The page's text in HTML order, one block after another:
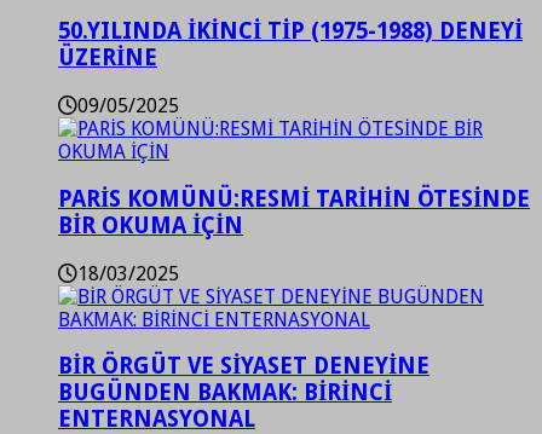
50.YILINDA İKİNCİ TİP (1975-1988) DENEYİ
ÜZERİNE
09/05/2025
PARİS KOMÜNÜ:RESMİ TARİHİN ÖTESİNDE
BİR OKUMA İÇİN
18/03/2025
BİR ÖRGÜT VE SİYASET DENEYİNE
BUGÜNDEN BAKMAK: BİRİNCİ
ENTERNASYONAL